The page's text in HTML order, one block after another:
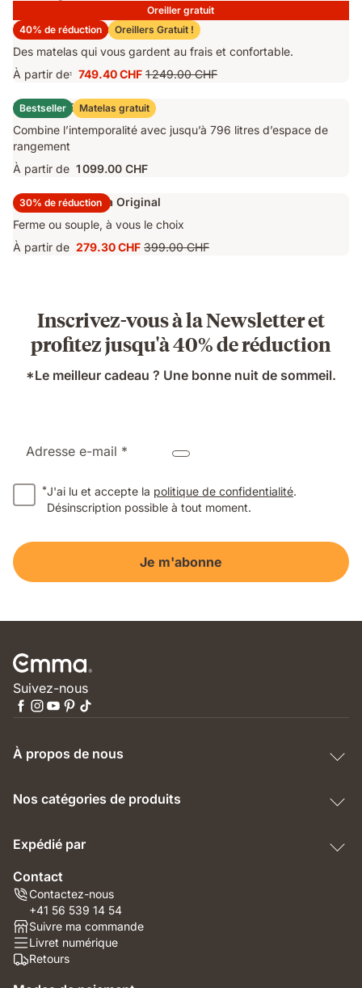
Oreiller gratuit
40% de réduction
Oreillers Gratuit !
Matelas Emma Original Pro
Des matelas qui vous gardent au frais et confortable.
À partir de1
Prix
749.40 CHF
749.40 CHF Prix
d'origine
1 249.00 CHF
1 249.00 CHF
Bestseller Matelas gratuit
Lit Coffre Emma Original
Combine l’intemporalité avec jusqu’à 796 litres d’espace de
rangement
À partir de 1 099.00 CHF
30% de réduction
Surmatelas Emma Original
Ferme ou souple, à vous le choix
À partir de Prix
279.30 CHF Prix
399.00 CHF
Inscrivez-vous à la Newsletter et
profitez jusqu'à 40% de réduction
*Le meilleur cadeau ? Une bonne nuit de sommeil.
Adresse e-mail *
*J'ai lu et accepte la politique de confidentialité.
Désinscription possible à tout moment.
Je m'abonne
Suivez-nous
À propos de nous
Nos catégories de produits
Expédié par
Contact
Contactez-nous
+41 56 539 14 54
Suivre ma commande
Livret numérique
Retours